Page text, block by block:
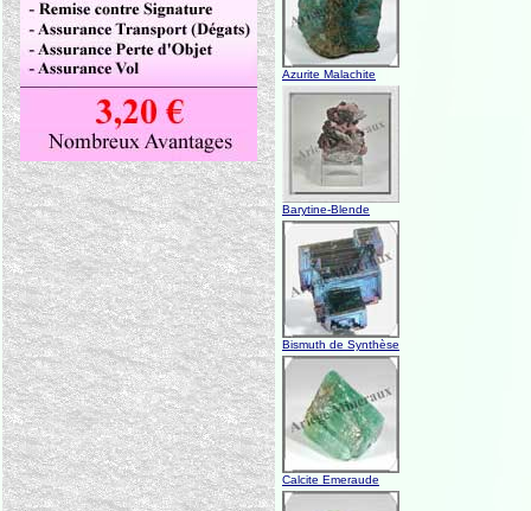
Azurite Malachite
Barytine-Blende
Bismuth de Synthèse
Calcite Emeraude